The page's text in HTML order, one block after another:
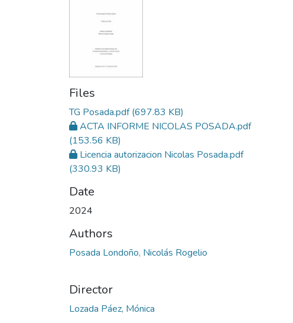
Files
TG Posada.pdf(697.83 KB)
ACTA INFORME NICOLAS POSADA.pdf
(153.56 KB)
Licencia autorizacion Nicolas Posada.pdf
(330.93 KB)
Date
2024
Authors
Posada Londoño, Nicolás Rogelio
Director
Lozada Páez, Mónica